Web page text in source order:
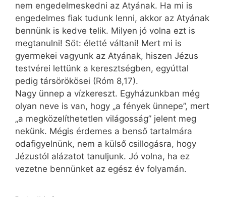
nem engedelmeskedni az Atyának. Ha mi is
engedelmes fiak tudunk lenni, akkor az Atyának
bennünk is kedve telik. Milyen jó volna ezt is
megtanulni! Sőt: életté váltani! Mert mi is
gyermekei vagyunk az Atyának, hiszen Jézus
testvérei lettünk a keresztségben, egyúttal
pedig társörökösei (Róm 8,17).
Nagy ünnep a vízkereszt. Egyházunkban még
olyan neve is van, hogy „a fények ünnepe”, mert
„a megközelíthetetlen világosság” jelent meg
nekünk. Mégis érdemes a benső tartalmára
odafigyelnünk, nem a külső csillogásra, hogy
Jézustól alázatot tanuljunk. Jó volna, ha ez
vezetne bennünket az egész év folyamán.